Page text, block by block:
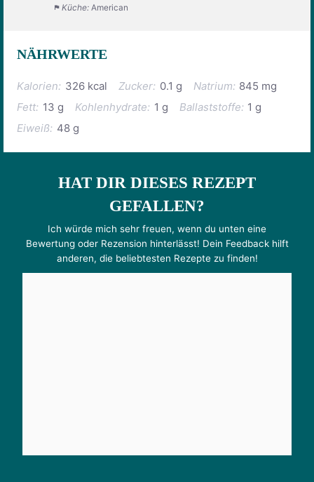
Küche: American
NÄHRWERTE
Kalorien: 326 kcal Zucker: 0.1 g Natrium: 845 mg
Fett: 13 g Kohlenhydrate: 1 g Ballaststoffe: 1 g
Eiweiß: 48 g
HAT DIR DIESES REZEPT
GEFALLEN?
Ich würde mich sehr freuen, wenn du unten eine
Bewertung oder Rezension hinterlässt! Dein Feedback hilft
anderen, die beliebtesten Rezepte zu finden!